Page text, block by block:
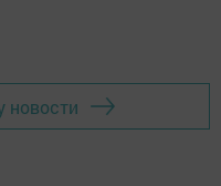
новости